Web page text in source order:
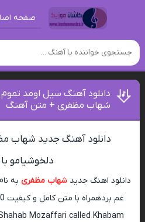
صفحه
دانلود آهنگ سیل اومد تموم
شهاب مظفری + متن آهنگ
دانلود آهنگ جدید شهاب
دلخوشیامو
دانلود اهنگ جدید شهاب مظفری به
غم برد همراه با متن کامل و کیفیت 320 از رسانه ی
Mozaffari called Khabam